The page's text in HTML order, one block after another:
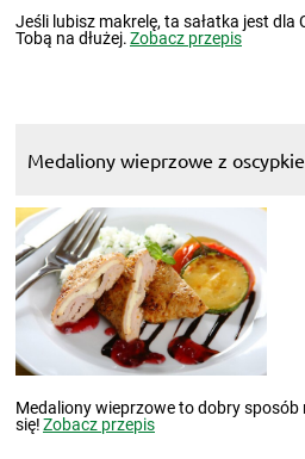
Jeśli lubisz makrelę, ta sałatka jest dla
Tobą na dłużej.Zobacz przepis
Medaliony wieprzowe z
Medaliony wieprzowe to dobry
się!Zobacz przepis